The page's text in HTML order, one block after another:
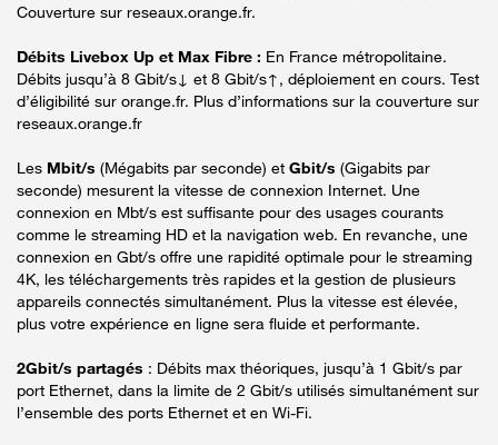
Couverture sur reseaux.orange.fr.
Débits Livebox Up et Max Fibre : En France métropolitaine.
Débits jusqu’à 8 Gbit/s↓ et 8 Gbit/s↑, déploiement en cours. Test
d’éligibilité sur orange.fr. Plus d’informations sur la couverture sur
reseaux.orange.fr
Les Mbit/s (Mégabits par seconde) et Gbit/s (Gigabits par
seconde) mesurent la vitesse de connexion Internet. Une
connexion en Mbt/s est suffisante pour des usages courants
comme le streaming HD et la navigation web. En revanche, une
connexion en Gbt/s offre une rapidité optimale pour le streaming
4K, les téléchargements très rapides et la gestion de plusieurs
appareils connectés simultanément. Plus la vitesse est élevée,
plus votre expérience en ligne sera fluide et performante.
2Gbit/s partagés : Débits max théoriques, jusqu’à 1 Gbit/s par
port Ethernet, dans la limite de 2 Gbit/s utilisés simultanément sur
l’ensemble des ports Ethernet et en Wi-Fi.